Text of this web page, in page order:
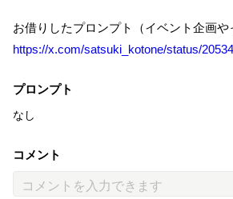
お借りしたプロンプト（イベント企画や
https://x.com/satsuki_kotone/status/
プロンプト
なし
コメント